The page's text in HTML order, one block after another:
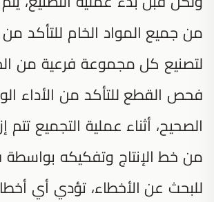
من جميع المواد الخام للتأكد من
لتصنيع كل مجموعة فرعية من
فحص القطع للتأكد من الأداء
الصحيح، أثناء عملية التجميع تتم
من خط الإنتاج وتفكيكه
للبحث عن الأخطاء، تؤدي أي